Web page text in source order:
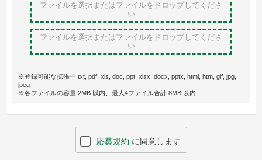
ファイルを選択またはファイルをドロップしてくださ
い
ファイルを選択またはファイルをドロップしてくださ
い
※登録可能な拡張子 txt, pdf, xls, doc, ppt, xlsx, docx, pptx, html, htm, gif, jpg,
jpeg
※各ファイルの容量 2MB 以内、最大4ファイル合計 8MB 以内
応募規約 に同意します